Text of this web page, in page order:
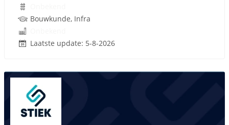
Bouwkunde, Infra
Laatste update: 5-8-2026